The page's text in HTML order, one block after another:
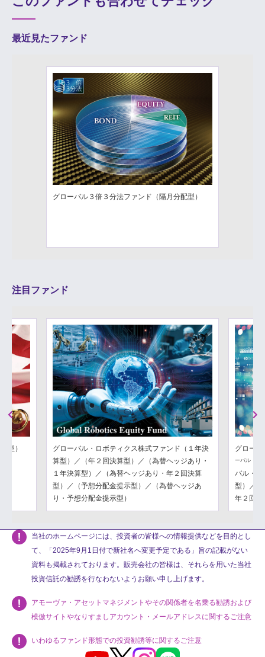
最近見たファンド
グローバル３倍３分法ファンド（隔月分配型）
注目ファンド
Previous
型）
グローバル・ロボティクス株式ファンド（１年決
算型）／（年２回決算型）／（為替ヘッジあり・
１年決算型）／（為替ヘッジあり・年２回決算
型）／（予想分配金提示型）／（為替ヘッジあ
り・予想分配金提示型）
グロー
ーバル・フ
バル・フ
型）／（
年２回決
Next
当社のホームページには、投資者の皆様への情報提供などを目的とし
て、「2025年9月1日付で新社名へ変更予定である」旨の記載がない
資料も掲載されております。販売会社の皆様は、それらを用いた当社
投資信託の勧誘を行なわないようお願い申し上げます。
アモーヴァ・アセットマネジメントやその関係者を名乗る勧誘および
模倣サイトやなりすましアカウント・メールアドレスに関するご注意
いわゆるファンド形態での投資勧誘等に関するご注意
Youtube X InstagramLINE